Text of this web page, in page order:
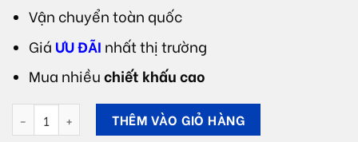
Vận chuyển toàn quốc
Giá ƯU ĐÃI nhất thị trường
Mua nhiềuchiết khấu cao
Dầu xung điện OIL TECH EDM số lượng
THÊM VÀO GIỎ HÀNG